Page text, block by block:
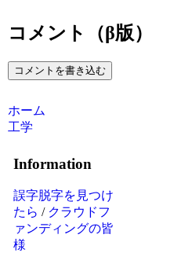
コメント（β版）
コメントを書き込む
ホーム
工学
Information
誤字脱字を見つけ
たら / クラウドフ
ァンディングの皆
様